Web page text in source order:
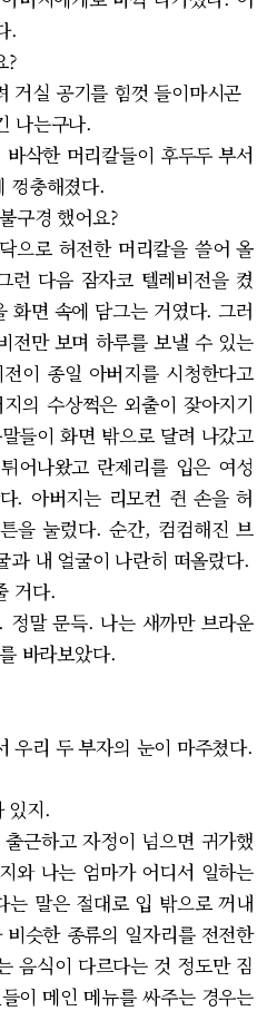
.
?
거실 공기를 힘껏 들이마시곤
나는구나.
삭한 머리칼들이 후두두 부서
껑충해졌다.
구경 했어요?
으로 허전한 머리칼을 쓸어 올
런 다음 잠자코 텔레비전을 켰
화면 속에 담그는 거였다. 그러
전만 보며 하루를 보낼 수 있는
이 종일 아버지를 시청한다고
의 수상쩍은 외출이 잦아지기
들이 화면 밖으로 달려 나갔고
어나왔고 란제리를 입은 여성
. 아버지는 리모컨 쥔 손을 허
을 눌렀다. 순간, 컴컴해진 브
과 내 얼굴이 나란히 떠올랐다.
거다.
말 문득. 나는 새까만 브라운
바라보았다.
우리 두 부자의 눈이 마주쳤다.
있지.
근하고 자정이 넘으면 귀가했
와 나는 엄마가 어디서 일하는
는 말은 절대로 입 밖으로 꺼내
슷한 종류의 일자리를 전전한
음식이 다르다는 것 정도만 짐
이 메인 메뉴를 싸주는 경우는